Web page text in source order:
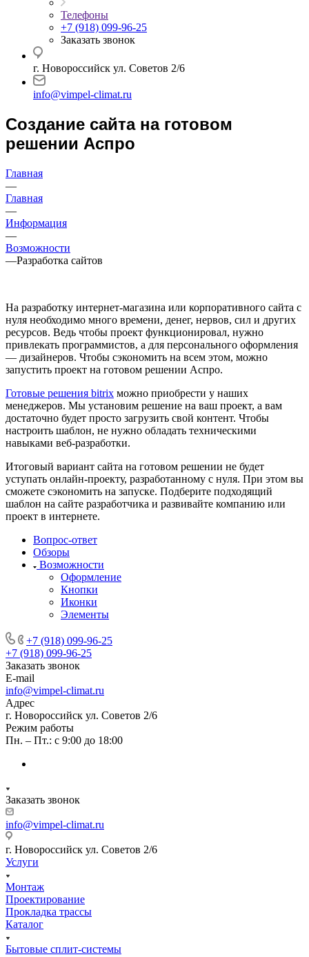
Телефоны
+7 (918) 099-96-25
Заказать звонок
г. Новороссийск ул. Советов 2/6
info@vimpel-climat.ru
Создание сайта на готовом
решении Аспро
Главная
—
Главная
—
Информация
—
Возможности
—Разработка сайтов
На разработку интернет-магазина или корпоративного сайта с
нуля необходимо много времени, денег, нервов, сил и других
ресурсов. Ведь чтобы проект функционировал, нужно
привлекать программистов, а для персонального оформления
— дизайнеров. Чтобы сэкономить на всем этом, можно
запустить проект на готовом решении Аспро.
Готовые решения bitrix можно приобрести у наших
менеджеров. Мы установим решение на ваш проект, а вам
достаточно будет просто загрузить свой контент. Чтобы
настроить шаблон, не нужно обладать техническими
навыками веб-разработки.
Итоговый вариант сайта на готовом решении не будет
уступать онлайн-проекту, разработанному с нуля. При этом вы
сможете сэкономить на запуске. Подберите подходящий
шаблон на сайте разработчика и развивайте компанию или
проект в интернете.
Вопрос-ответ
Обзоры
Возможности
Оформление
Кнопки
Иконки
Элементы
+7 (918) 099-96-25
+7 (918) 099-96-25
Заказать звонок
E-mail
info@vimpel-climat.ru
Адрес
г. Новороссийск ул. Советов 2/6
Режим работы
Пн. – Пт.: с 9:00 до 18:00
Заказать звонок
info@vimpel-climat.ru
г. Новороссийск ул. Советов 2/6
Услуги
Монтаж
Проектирование
Прокладка трассы
Каталог
Бытовые сплит-системы